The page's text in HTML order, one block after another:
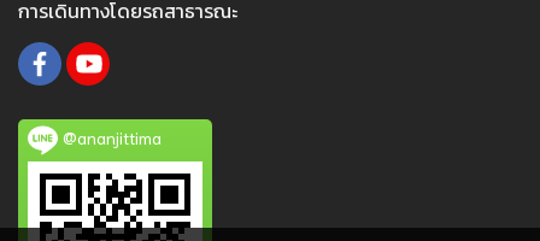
การเดินทางโดยรถสาธารณะ
@ananjittima